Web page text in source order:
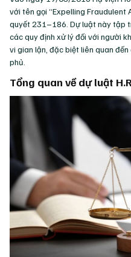
với tên gọi “Expelling Fraudulent
quyết 231–186. Dự luật này tập
các quy định xử lý đối với người
vi gian lận, đặc biệt liên quan
phủ.
Tổng quan về dự luật